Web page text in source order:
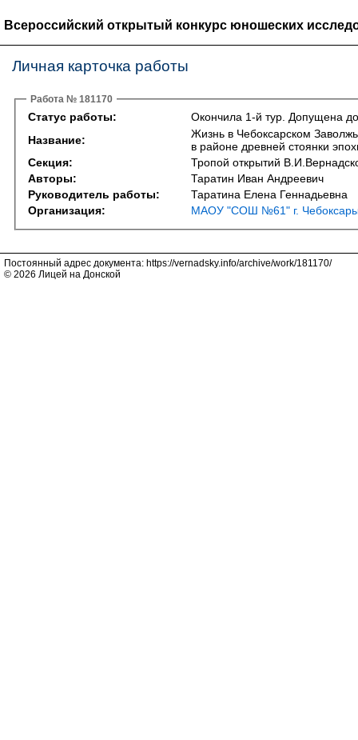
Всероссийский открытый конкурс юношеских
Личная карточка работы
Работа № 181170
Статус работы:
Окончила 1-й тур. Допущена
Название:
Жизнь в Чебоксарском
в районе древней стоянки
Секция:
Тропой открытий
Авторы:
Таратин Иван Андреевич
Руководитель работы:
Таратина Елена Геннадьевна
Организация:
МАОУ "СОШ №61" г.
Постоянный адрес документа: https://vernadsky.info/archive/work/181170/
© 2026 Лицей на Донской